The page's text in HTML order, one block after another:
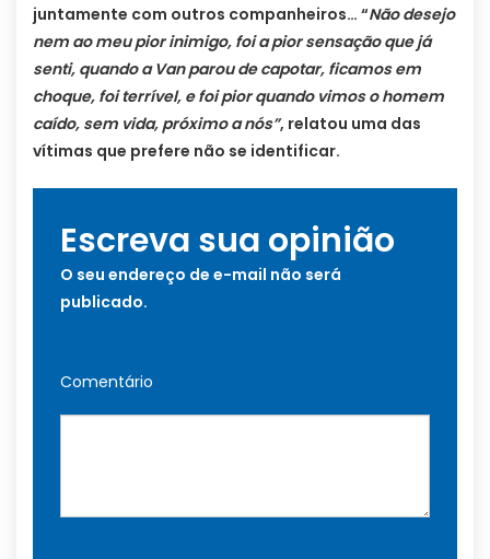
juntamente com outros companheiros… “Não desejo
nem ao meu pior inimigo, foi a pior sensação que já
senti, quando a Van parou de capotar, ficamos em
choque, foi terrível, e foi pior quando vimos o homem
caído, sem vida, próximo a nós”, relatou uma das
vítimas que prefere não se identificar.
Escreva sua opinião
O seu endereço de e-mail não será
publicado.
Comentário